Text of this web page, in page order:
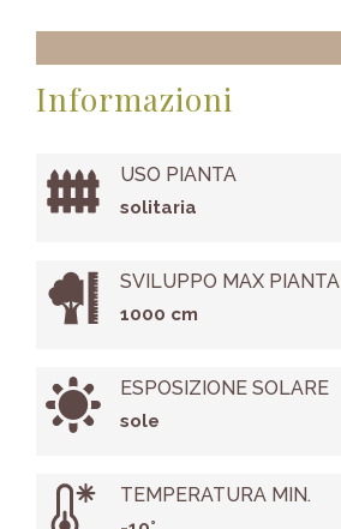
Informazioni
USO PIANTA
solitaria
SVILUPPO MAX PIANTA
1000 cm
ESPOSIZIONE SOLARE
sole
TEMPERATURA MIN.